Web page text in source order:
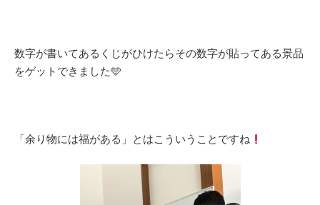
数字が書いてあるくじがひけたらその数字が貼ってある景品
をゲットできました🩵
「余り物には福がある」とはこういうことですね